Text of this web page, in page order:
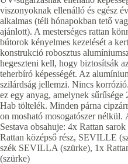
viszonyoknak ellenálló és egész
alkalmas (téli hónapokban tető
ajánlott). A mesterséges rattan
bútorok kényelmes kezelését a
konstrukció robosztus
hegeszteni kell, hogy biztosítsák
teherbíró képességét. Az
szilárdság jellemzi. Nincs
ez egy anyag, amelynek
Hab töltelék. Minden párna
on mosható mosogatószer nélkül.
Sestava obsahuje: 4x Rattan
Rattan középső rész, SEVILLE
szék SEVILLA (szürke), 1x
(szürke)